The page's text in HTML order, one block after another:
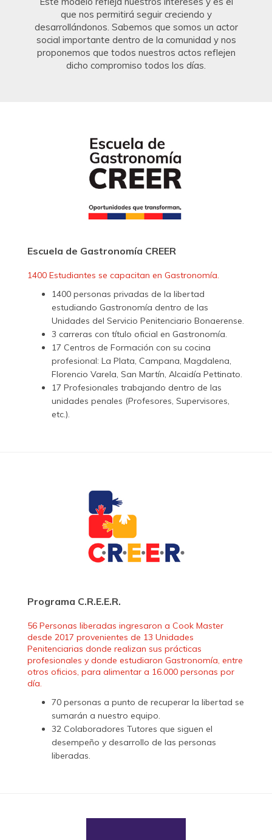
que nos permitirá seguir creciendo y
desarrollándonos. Sabemos que somos un actor
social importante dentro de la comunidad y nos
proponemos que todos nuestros actos reflejen
dicho compromiso todos los días.
Escuela de Gastronomía CREER
1400 Estudiantes se capacitan en Gastronomía.
1400 personas privadas de la libertad
estudiando Gastronomía dentro de las
Unidades del Servicio Penitenciario Bonaerense.
3 carreras con título oficial en Gastronomía.
17 Centros de Formación con su cocina
profesional: La Plata, Campana, Magdalena,
Florencio Varela, San Martín, Alcaidía Pettinato.
17 Profesionales trabajando dentro de las
unidades penales (Profesores, Supervisores,
etc.).
Programa C.R.E.E.R.
56 Personas liberadas ingresaron a Cook Master
desde 2017 provenientes de 13 Unidades
Penitenciarias donde realizan sus prácticas
profesionales y donde estudiaron Gastronomía, entre
otros oficios, para alimentar a 16.000 personas por
día.
70 personas a punto de recuperar la libertad se
sumarán a nuestro equipo.
32 Colaboradores Tutores que siguen el
desempeño y desarrollo de las personas
liberadas.